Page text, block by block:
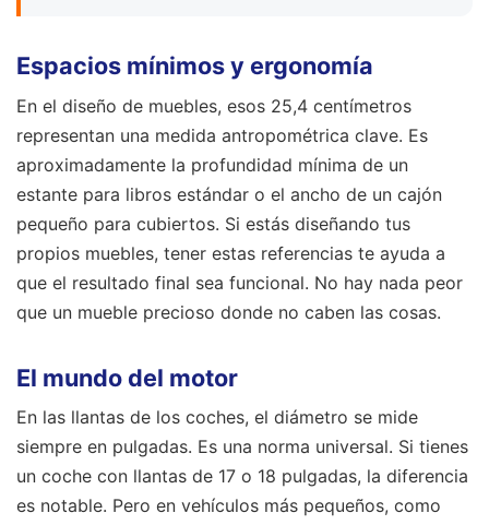
Espacios mínimos y ergonomía
En el diseño de muebles, esos 25,4 centímetros
representan una medida antropométrica clave. Es
aproximadamente la profundidad mínima de un
estante para libros estándar o el ancho de un cajón
pequeño para cubiertos. Si estás diseñando tus
propios muebles, tener estas referencias te ayuda a
que el resultado final sea funcional. No hay nada peor
que un mueble precioso donde no caben las cosas.
El mundo del motor
En las llantas de los coches, el diámetro se mide
siempre en pulgadas. Es una norma universal. Si tienes
un coche con llantas de 17 o 18 pulgadas, la diferencia
es notable. Pero en vehículos más pequeños, como